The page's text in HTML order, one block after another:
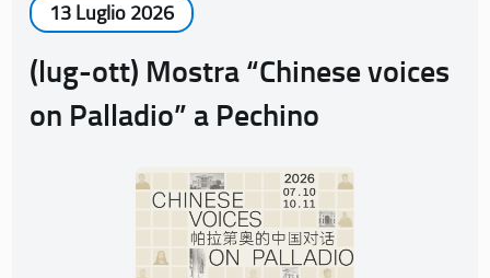
13 Luglio 2026
(lug-ott) Mostra “Chinese voices
on Palladio” a Pechino